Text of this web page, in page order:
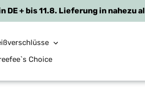
+ bis 11.8. Lieferung in nahezu
Choice